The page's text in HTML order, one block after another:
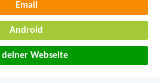
Email
Android
Webseite